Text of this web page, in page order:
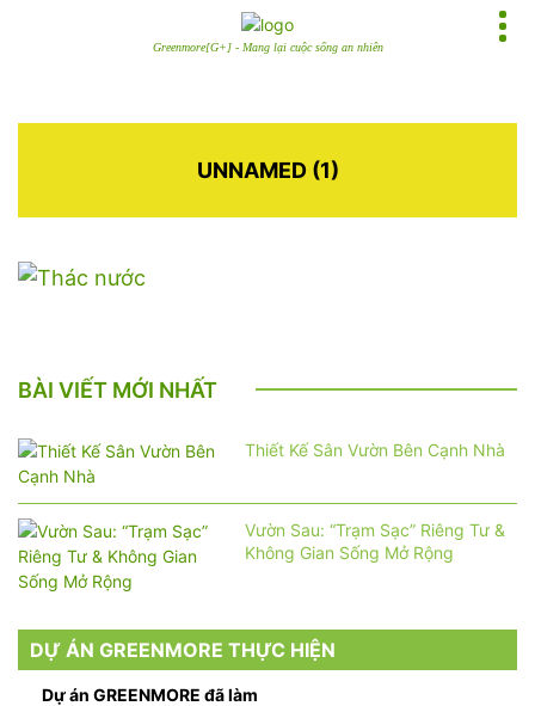
Greenmore[G+] - Mang lại cuộc sống an nhiên
UNNAMED (1)
BÀI VIẾT MỚI NHẤT
Thiết Kế Sân Vườn Bên Cạnh Nhà
Vườn Sau: “Trạm Sạc” Riêng Tư &
Không Gian Sống Mở Rộng
DỰ ÁN GREENMORE THỰC HIỆN
Dự án GREENMORE đã làm